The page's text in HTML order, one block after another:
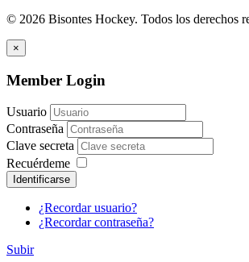
© 2026 Bisontes Hockey. Todos los derechos
×
Member Login
Usuario
Contraseña
Clave secreta
Recuérdeme
Identificarse
¿Recordar usuario?
¿Recordar contraseña?
Subir